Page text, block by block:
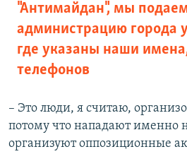
"Антимайдан", мы
администрацию города
где указаны наши
телефонов
– Это люди, я считаю,
потому что нападают именно
организуют оппозиционные